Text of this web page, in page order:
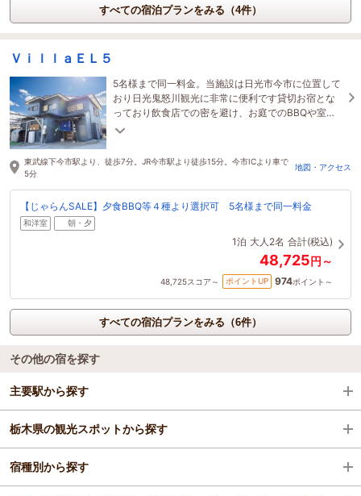
すべての宿泊プランをみる（4件）
ＶｉｌｌａＥＬ５
5名様まで同一料金。当施設は日光市今市に位置して
おり日光鬼怒川観光に非常に便利です貸切お宿とな
っており飲食店での密を避け、お庭でのBBQや室内
でのしゃぶしゃぶ、五右衛門風呂もお楽しみいただ
東武線下今市駅より、徒歩7分。JR今市駅より徒歩15分。今市ICより車で
5分
地図・アクセス
【じゃらんSALE】夕食BBQ等４種より選択可 5名様まで同一料金
和洋室 朝・夕
1泊 大人2名 合計(税込)
48,725円～
48,725スコア～ ポイントUP 974ポイント～
すべての宿泊プランをみる（6件）
その他の宿を探す
主要駅から探す
今市駅
下今市駅
栃木県の観光スポットから探す
日光東照宮
宿種別から探す